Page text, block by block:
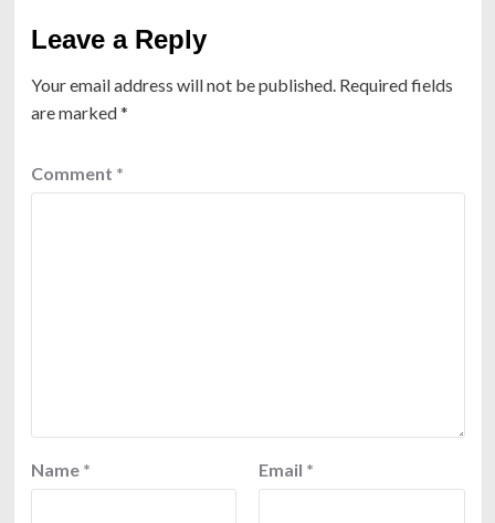
Leave a Reply
Your email address will not be published. Required fields
are marked*
Comment *
Name * Email *